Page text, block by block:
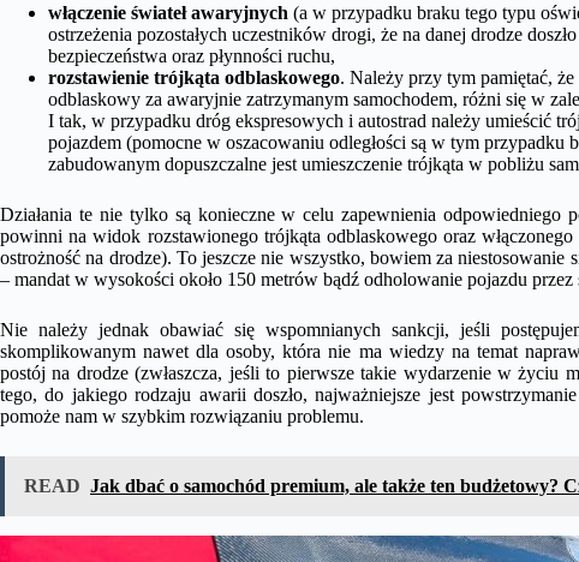
włączenie świateł awaryjnych (a w przypadku braku tego typu
ostrzeżenia pozostałych uczestników drogi, że na danej drodze
bezpieczeństwa oraz płynności ruchu,
rozstawienie trójkąta odblaskowego. Należy przy tym pamiętać,
odblaskowy za awaryjnie zatrzymanym samochodem, różni się w
I tak, w przypadku dróg ekspresowych i autostrad należy umieścić
pojazdem (pomocne w oszacowaniu odległości są w tym przypadku
zabudowanym dopuszczalne jest umieszczenie trójkąta w pobliżu
Działania te nie tylko są konieczne w celu zapewnienia odpowiedniego
powinni na widok rozstawionego trójkąta odblaskowego oraz
ostrożność na drodze). To jeszcze nie wszystko, bowiem za
– mandat w wysokości około 150 metrów bądź odholowanie pojazdu przez
Nie należy jednak obawiać się wspomnianych sankcji, jeśli
skomplikowanym nawet dla osoby, która nie ma wiedzy na temat
postój na drodze (zwłaszcza, jeśli to pierwsze takie wydarzenie w życiu
tego, do jakiego rodzaju awarii doszło, najważniejsze jest
pomoże nam w szybkim rozwiązaniu problemu.
READ Jak dbać o samochód premium, ale także ten budżetowy?